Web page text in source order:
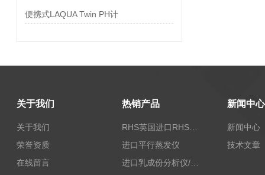
便携式LAQUA Twin PH计
关于我们
关于我们
荣誉资质
在线留言
热销产品
RHS英国进口RHS植物标准比色卡
进口平行蒸发仪
进口乳成份分析仪/乳品分析仪
新闻中心
新闻中心
技术文章